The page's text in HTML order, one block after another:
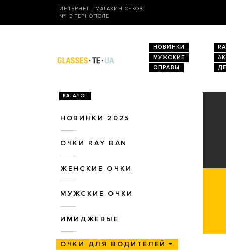
ИНТЕРНЕТ - МАГАЗИН ОЧКОВ
№1 В ТЕРНОПОЛЕ
НОВИНКИ
МУЖСКИЕ
ОПРАВЫ
КАТАЛОГ
НОВИНКИ 2025
ОЧКИ RAY BAN
ЖЕНСКИЕ ОЧКИ
МУЖСКИЕ ОЧКИ
ИМИДЖЕВЫЕ
ОЧКИ ДЛЯ ВОДИТЕЛЕЙ